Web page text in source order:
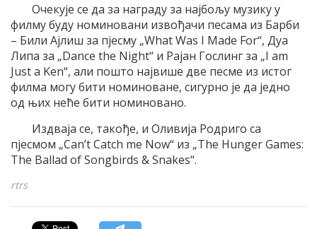
Очекује се да за награду за најбољу музику у
филму буду номиновани извођачи песама из Барби
– Били Ајлиш за пјесму „What Was I Made For“, Дуа
Липа за „Dance the Night“ и Рајан Гослинг за „I am
Just a Ken“, али пошто највише две песме из истог
филма могу бити номиноване, сигурно је да једно
од њих неће бити номиновано.
Издваја се, такође, и Оливија Родриго са
пјесмом „Can’t Catch me Now“ из „The Hunger Games:
The Ballad of Songbirds & Snakes“.
rtrs